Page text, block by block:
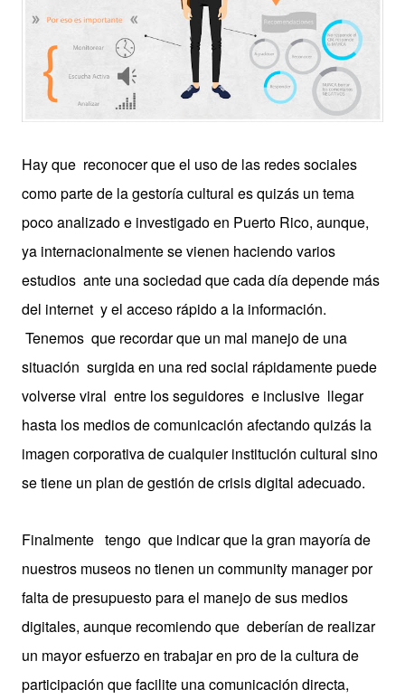
Hay que reconocer que el uso de las redes sociales
como parte de la gestoría cultural es quizás un tema
poco analizado e investigado en Puerto Rico, aunque,
ya internacionalmente se vienen haciendo varios
estudios ante una sociedad que cada día depende más
del internet y el acceso rápido a la información.
Tenemos que recordar que un mal manejo de una
situación surgida en una red social rápidamente puede
volverse viral entre los seguidores e inclusive llegar
hasta los medios de comunicación afectando quizás la
imagen corporativa de cualquier institución cultural sino
se tiene un plan de gestión de crisis digital adecuado.
Finalmente tengo que indicar que la gran mayoría de
nuestros museos no tienen un community manager por
falta de presupuesto para el manejo de sus medios
digitales, aunque recomiendo que deberían de realizar
un mayor esfuerzo en trabajar en pro de la cultura de
participación que facilite una comunicación directa,